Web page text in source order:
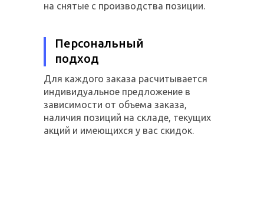
на снятые с производства позиции.
Персональный
подход
Для каждого заказа расчитывается
индивидуальное предложение в
зависимости от объема заказа,
наличия позиций на складе, текущих
акций и имеющихся у вас скидок.